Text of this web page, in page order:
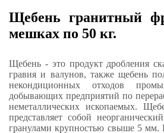
Щебень гранитный
мешках по 50 кг.
Щебень - это продукт дробления
гравия и валунов, также щебень
некондиционных отходов
добывающих предприятий по
неметаллических ископаемых.
представляет собой
гранулами крупностью свыше 5 мм.